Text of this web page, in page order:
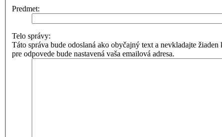
Predmet:
Telo správy:
Táto správa bude odoslaná ako obyčajný text a nevkladajte
pre odpovede bude nastavená vaša emailová adresa.